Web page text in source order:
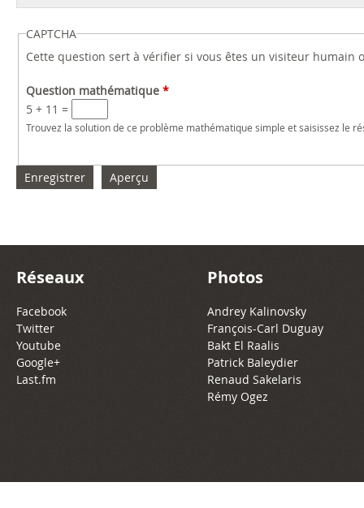
CAPTCHA
Cette question sert à vérifier si vous êtes un visiteur
Question mathématique *
5 + 11 =
Trouvez la solution de ce problème mathématique simple et saisissez le
Réseaux
Facebook
Twitter
Youtube
Google+
Last.fm
Photos
Andrey Kalinovsky
François-Carl Duguay
Bakt El Raalis
Patrick Baleydier
Renaud Sakelaris
Rémy Ogez